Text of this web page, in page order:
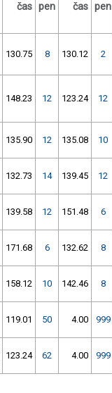
čas pen čas pen
130.75 8 130.12 2
148.23 12 123.24 12
135.90 12 135.08 10
132.73 14 139.45 12
139.58 12 151.48 6
171.68 6 132.62 8
158.12 10 142.46 8
119.01 50 4.00 999
123.24 62 4.00 999